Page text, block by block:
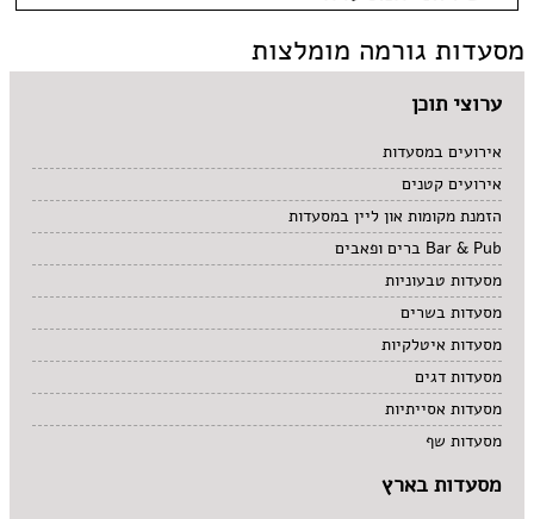
המושבה הגרמנית
הר חוצבים
ימין משה
ירושלים
מלחה
מרכז העיר
מתחם התחנה
עין כרם
רחביה
שוק מחנה יהודה
תלפיות
ארוחות בוקר
ביסטרו
בר מסעדה
גורמה
גרוזיני
הודי
חומוס
חלבי
יפני
מזרחי
מסעדת שף
מקסיקני
מרוקאי
קונדיטוריה
קייטרינג
משלוחים
מסעדות גורמה מומלצות
ערוצי תוכן
אירועים במסעדות
אירועים קטנים
הזמנת מקומות און ליין במסעדות
Bar & Pub ברים ופאבים
מסעדות טבעוניות
מסעדות בשרים
מסעדות איטלקיות
מסעדות דגים
מסעדות אסייתיות
מסעדות שף
מסעדות בארץ